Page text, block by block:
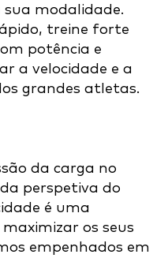
modalidade.
treine forte
potência e
a velocidade e a
grandes atletas.
da carga no
perspetiva do
é uma
os seus
empenhados em